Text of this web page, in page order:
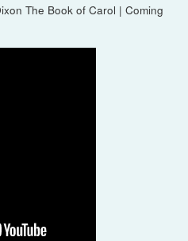
The Book of Carol | Coming